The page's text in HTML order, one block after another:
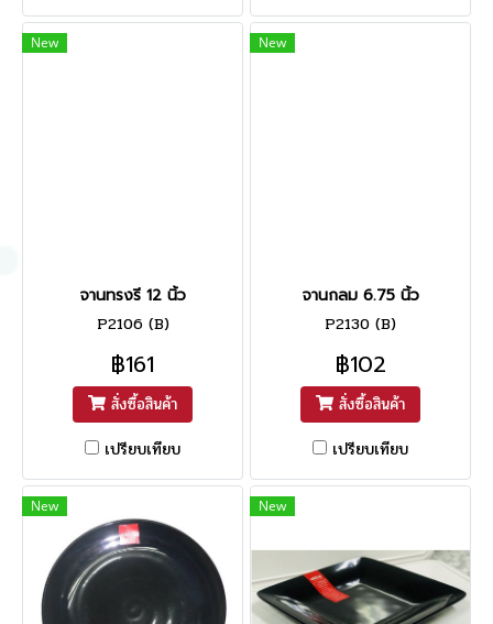
New
จานทรงรี 12 นิ้ว
P2106 (B)
฿161
สั่งซื้อสินค้า
เปรียบเทียบ
New
จานกลม 6.75 นิ้ว
P2130 (B)
฿102
สั่งซื้อสินค้า
เปรียบเทียบ
New New